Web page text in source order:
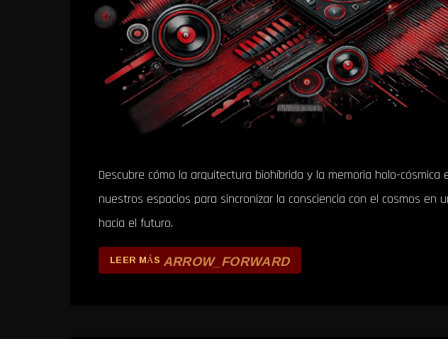
Descubre cómo la arquitectura biohíbrida y la memoria holo-cósmica
nuestros espacios para sincronizar la consciencia con el cosmos en
hacia el futuro.
LEER MÁS ARROW_FORWARD